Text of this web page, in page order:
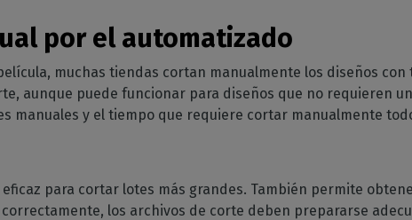
por el automatizado
muchas tiendas cortan manualmente los diseños con
aunque puede funcionar para diseños que no requieren
manuales y el tiempo que requiere cortar manualmente
para cortar lotes más grandes. También permite
los archivos de corte deben prepararse